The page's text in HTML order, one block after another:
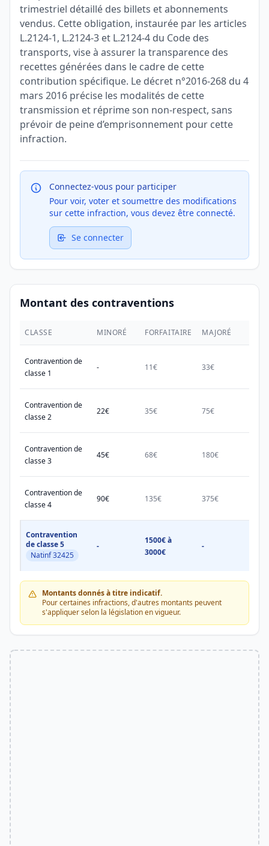
trimestriel détaillé des billets et abonnements
vendus. Cette obligation, instaurée par les articles
L.2124-1, L.2124-3 et L.2124-4 du Code des
transports, vise à assurer la transparence des
recettes générées dans le cadre de cette
contribution spécifique. Le décret n°2016-268 du 4
mars 2016 précise les modalités de cette
transmission et réprime son non-respect, sans
prévoir de peine d’emprisonnement pour cette
infraction.
Connectez-vous pour participer
Pour voir, voter et soumettre des modifications
sur cette infraction, vous devez être connecté.
Se connecter
Montant des contraventions
CLASSE MINORÉ FORFAITAIRE MAJORÉ
Contravention de
classe 1
- 11€ 33€
Contravention de
classe 2
22€ 35€ 75€
Contravention de
classe 3
45€ 68€ 180€
Contravention de
classe 4
90€ 135€ 375€
Contravention
de classe 5
Natinf 32425
-
1500€ à
3000€
-
Montants donnés à titre indicatif.
Pour certaines infractions, d'autres montants peuvent
s'appliquer selon la législation en vigueur.